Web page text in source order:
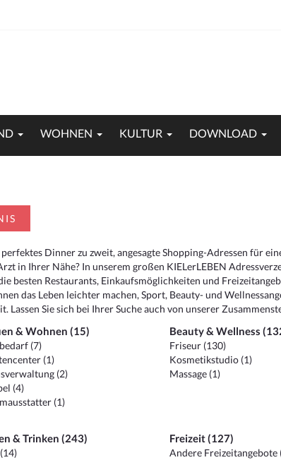
WOHNEN KULTUR DOWNLOAD
Dinner zu zweit, angesagte Shopping-Adressen für
in Ihrer Nähe? In unserem großen KIELerLEBEN
besten Restaurants, Einkaufsmöglichkeiten und
das Leben leichter machen, Sport, Beauty- und
Lassen Sie sich bei Ihrer Suche auch von unserer
& Wohnen (15)
(7)
(1)
(2)
(4)
(1)
Beauty & Wellness
Friseur (130)
Kosmetikstudio (1)
Massage (1)
& Trinken (243) Freizeit (127)
Andere Freizeitangebote